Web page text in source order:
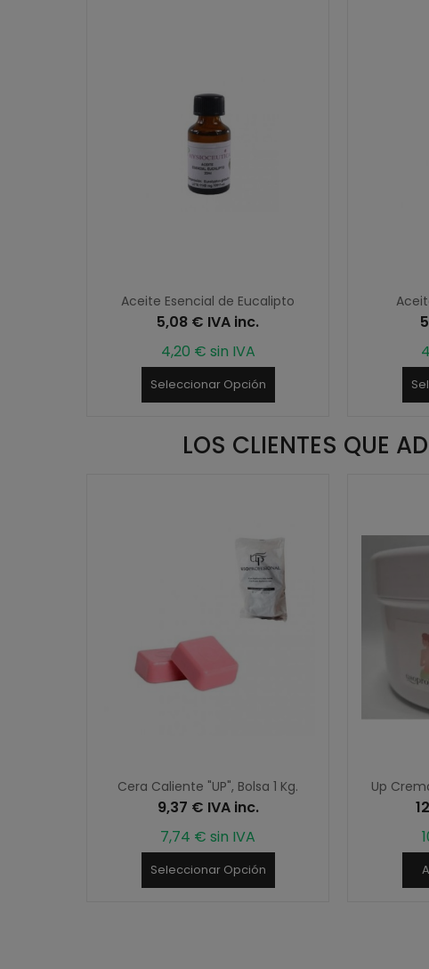
Aceite Esencial de Eucalipto
5,08 € IVA inc.
4,20 € sin IVA
Seleccionar Opción
LOS CLIENTES QUE
Cera Caliente "UP", Bolsa 1 Kg.
9,37 € IVA inc.
7,74 € sin IVA
Seleccionar Opción
Up